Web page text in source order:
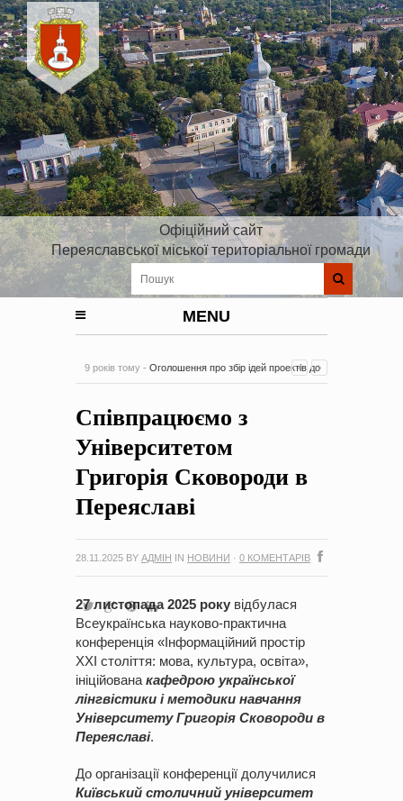
Офіційний сайт
Переяславської міської територіальної громади
MENU
9 років тому - Оголошення про збір ідей проектів до
на період 2018 – 2020 роки Оголошення про збір ідей
0 Коментарів
Співпрацюємо з
Університетом
Григорія Сковороди в
Переяславі
28.11.2025 BY АДМІН IN НОВИНИ · 0 КОМЕНТАРІВ
27 листопада 2025 року відбулася
Всеукраїнська науково-практична
конференція «Інформаційний простір
ХХІ століття: мова, культура, освіта»,
ініційована кафедрою української
лінгвістики і методики навчання
Університету Григорія Сковороди в
Переяславі.
До організації конференції долучилися
Київський столичний університет